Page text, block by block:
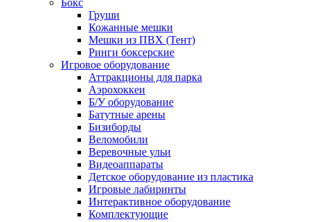
Бокс
Груши
Кожанные мешки
Мешки из ПВХ (Тент)
Ринги боксерские
Игровое оборудование
Аттракционы для парка
Аэрохоккеи
Б/У оборудование
Батутные арены
Бизиборды
Веломобили
Веревочные ульи
Видеоаппараты
Детское оборудование из пластика
Игровые лабиринты
Интерактивное оборудование
Комплектующие